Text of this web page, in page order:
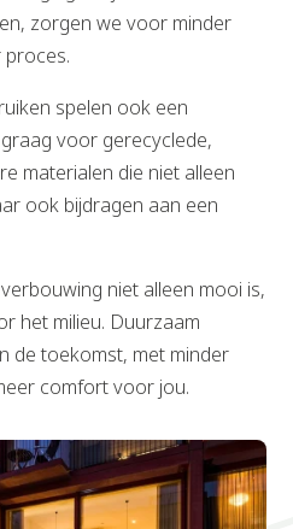
zorgen we voor minder
spelen ook een
voor gerecyclede,
materialen die niet alleen
ook bijdragen aan een
niet alleen mooi is,
het milieu. Duurzaam
de toekomst, met minder
comfort voor jou.